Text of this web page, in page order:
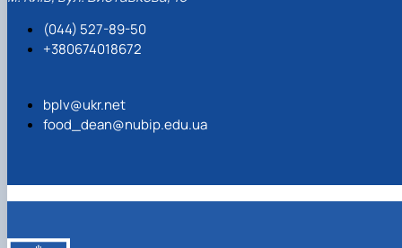
(044) 527-89-50
+380674018672
bplv@ukr.net
food_dean@nubip.edu.ua